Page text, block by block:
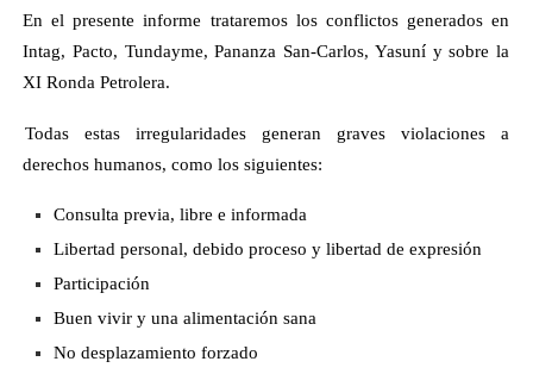
En el presente informe trataremos los conflictos generados en
Intag, Pacto, Tundayme, Pananza San-Carlos, Yasuní y sobre la
XI Ronda Petrolera.
Todas estas irregularidades generan graves violaciones a
derechos humanos, como los siguientes:
Consulta previa, libre e informada
Libertad personal, debido proceso y libertad de expresión
Participación
Buen vivir y una alimentación sana
No desplazamiento forzado